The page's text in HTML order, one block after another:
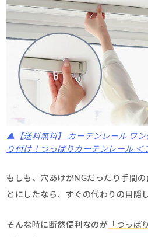
▲【送料無料】 カーテンレール ワ
り付け！つっぱりカーテンレール ＜
もしも、穴あけがNGだったり手間
とにしたなら、すぐの代わりの目隠
そんな時に断然便利なのが 「つっぱ